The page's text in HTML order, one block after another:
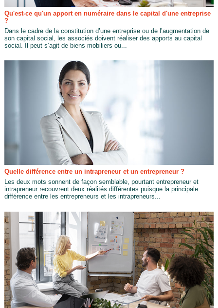
Qu'est-ce qu'un apport en numéraire dans le capital d'une entreprise
?
Dans le cadre de la constitution d’une entreprise ou de l’augmentation de
son capital social, les associés doivent réaliser des apports au capital
social. Il peut s’agit de biens mobiliers ou...
Quelle différence entre un intrapreneur et un entrepreneur ?
Les deux mots sonnent de façon semblable, pourtant entrepreneur et
intrapreneur recouvrent deux réalités différentes puisque la principale
différence entre les entrepreneurs et les intrapreneurs...